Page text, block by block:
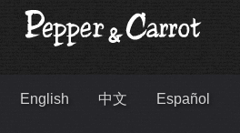
English 中文 Español